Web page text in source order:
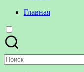
Главная
Поиск
для: